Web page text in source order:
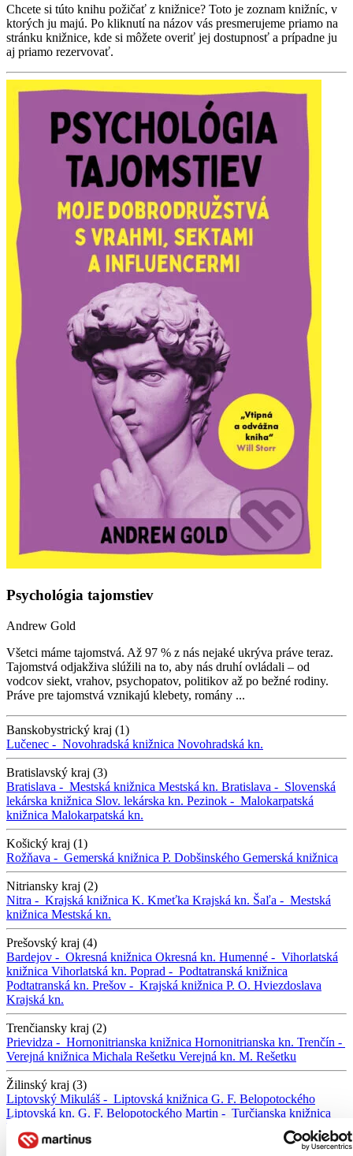
Chcete si túto knihu požičať z knižnice? Toto je zoznam knižníc, v
ktorých ju majú. Po kliknutí na názov vás presmerujeme priamo na
stránku knižnice, kde si môžete overiť jej dostupnosť a prípadne ju
aj priamo rezervovať.
Psychológia tajomstiev
Andrew Gold
Všetci máme tajomstvá. Až 97 % z nás nejaké ukrýva práve teraz.
Tajomstvá odjakživa slúžili na to, aby nás druhí ovládali – od
vodcov siekt, vrahov, psychopatov, politikov až po bežné rodiny.
Práve pre tajomstvá vznikajú klebety, romány ...
Banskobystrický kraj (1)
Lučenec - Novohradská knižnica Novohradská kn.
Bratislavský kraj (3)
Bratislava - Mestská knižnica Mestská kn. Bratislava - Slovenská
lekárska knižnica Slov. lekárska kn. Pezinok - Malokarpatská
knižnica Malokarpatská kn.
Košický kraj (1)
Rožňava - Gemerská knižnica P. Dobšinského Gemerská knižnica
Nitriansky kraj (2)
Nitra - Krajská knižnica K. Kmeťka Krajská kn. Šaľa - Mestská
knižnica Mestská kn.
Prešovský kraj (4)
Bardejov - Okresná knižnica Okresná kn. Humenné - Vihorlatská
knižnica Vihorlatská kn. Poprad - Podtatranská knižnica
Podtatranská kn. Prešov - Krajská knižnica P. O. Hviezdoslava
Krajská kn.
Trenčiansky kraj (2)
Prievidza - Hornonitrianska knižnica Hornonitrianska kn. Trenčín -
Verejná knižnica Michala Rešetku Verejná kn. M. Rešetku
Žilinský kraj (3)
Liptovský Mikuláš - Liptovská knižnica G. F. Belopotockého
Liptovská kn. G. F. Belopotockého Martin - Turčianska knižnica
Turčianska kn.